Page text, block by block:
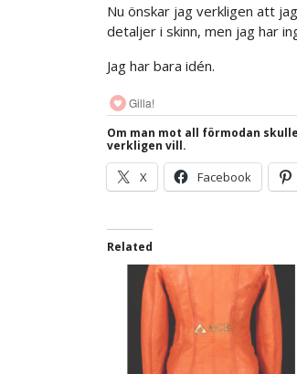
Nu önskar jag verkligen att
detaljer i skinn, men jag har
Jag har bara idén.
Gilla!
Om man mot all förmodan
verkligen vill.
X Facebook
Related